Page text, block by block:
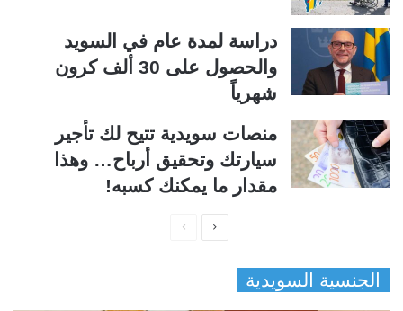
دراسة لمدة عام في السويد
والحصول على 30 ألف كرون
شهرياً
منصات سويدية تتيح لك تأجير
سيارتك وتحقيق أرباح… وهذا
مقدار ما يمكنك كسبه!
الجنسية السويدية